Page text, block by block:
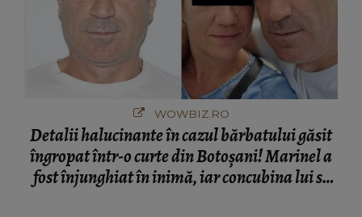
WOWBIZ.RO
Detalii halucinante în cazul bărbatului găsit
îngropat într-o curte din Botoșani! Marinel a
fost înjunghiat în inimă, iar concubina lui se